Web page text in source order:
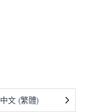
中文 (繁體)